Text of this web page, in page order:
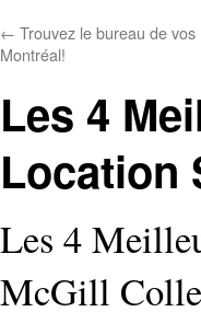
← Trouvez le bureau de
Montréal!
Les 4
Location
Les 4
McGill